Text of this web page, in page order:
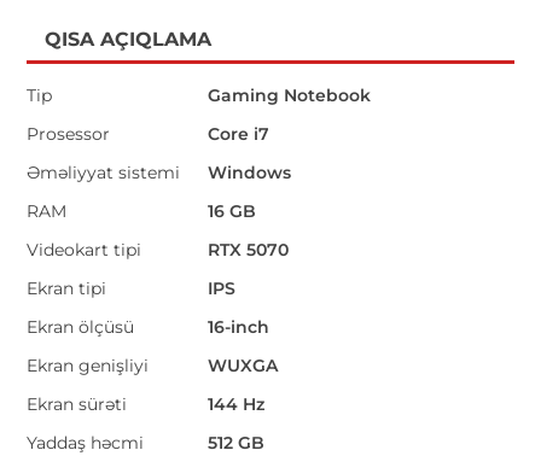
QISA AÇIQLAMA
Tip
Gaming Notebook
Prosessor
Core i7
Əməliyyat sistemi
Windows
RAM
16 GB
Videokart tipi
RTX 5070
Ekran tipi
IPS
Ekran ölçüsü
16-inch
Ekran genişliyi
WUXGA
Ekran sürəti
144 Hz
Yaddaş həcmi
512 GB